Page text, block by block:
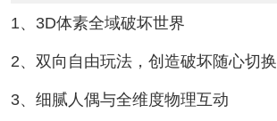
1、3D体素全域破坏世界
2、双向自由玩法，创造破坏随心切换
3、细腻人偶与全维度物理互动